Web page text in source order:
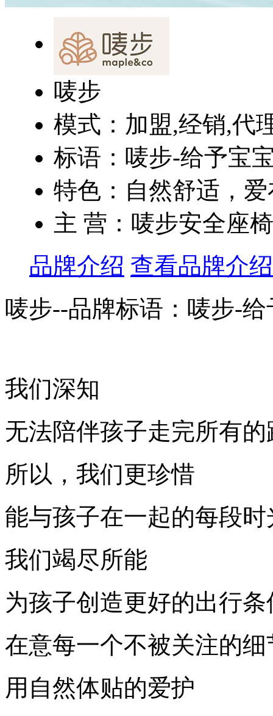
唛步
模式：加盟,经销,代
标语：唛步-给予宝
特色：自然舒适，
主 营：唛步安全座椅
品牌介绍 查看品牌介绍
唛步--品牌标语： 唛步-
我们深知
无法陪伴孩子走完所有的
所以，我们更珍惜
能与孩子在一起的每段时
我们竭尽所能
为孩子创造更好的出行条
在意每一个不被关注的细
用自然体贴的爱护